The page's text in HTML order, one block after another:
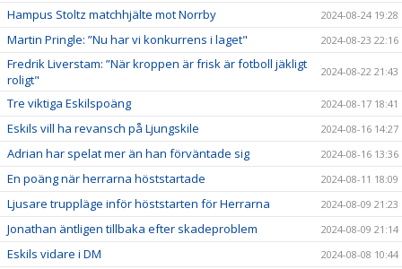
Hampus Stoltz matchhjälte mot Norrby 2024-08-24 19:28
Martin Pringle: ”Nu har vi konkurrens i laget" 2024-08-23 22:16
Fredrik Liverstam: ”När kroppen är frisk är fotboll jäkligt
roligt"
2024-08-22 21:43
Tre viktiga Eskilspoäng 2024-08-17 18:41
Eskils vill ha revansch på Ljungskile 2024-08-16 14:27
Adrian har spelat mer än han förväntade sig 2024-08-16 13:36
En poäng när herrarna höststartade 2024-08-11 18:09
Ljusare truppläge inför höststarten för Herrarna 2024-08-09 21:23
Jonathan äntligen tillbaka efter skadeproblem 2024-08-09 21:14
Eskils vidare i DM 2024-08-08 10:44